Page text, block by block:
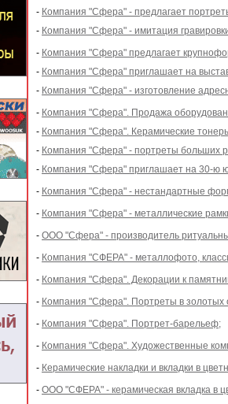
- Компания "Сфера" - предлагает
- Компания "Сфера" - имитация
- Компания "Сфера" предлагает
- Компания "Сфера" приглашает на
- Компания "Сфера" - изготовление
- Компания "Сфера". Продажа
- Компания "Сфера". Керамические
- Компания "Сфера" - портреты больших
- Компания "Сфера" приглашает на 30-ю
- Компания "Сфера" - нестандартные
- Компания "Сфера" - металлические
- ООО "Сфера" - производитель
- Компания "СФЕРА" - металлофото,
- Компания "Сфера". Декорации к
- Компания "Сфера". Портреты в
- Компания "Сфера". Портрет-барельеф;
- Компания "Сфера". Художественные
- Керамические накладки и вкладки в
- ООО "СФЕРА" - керамическая вкладка в